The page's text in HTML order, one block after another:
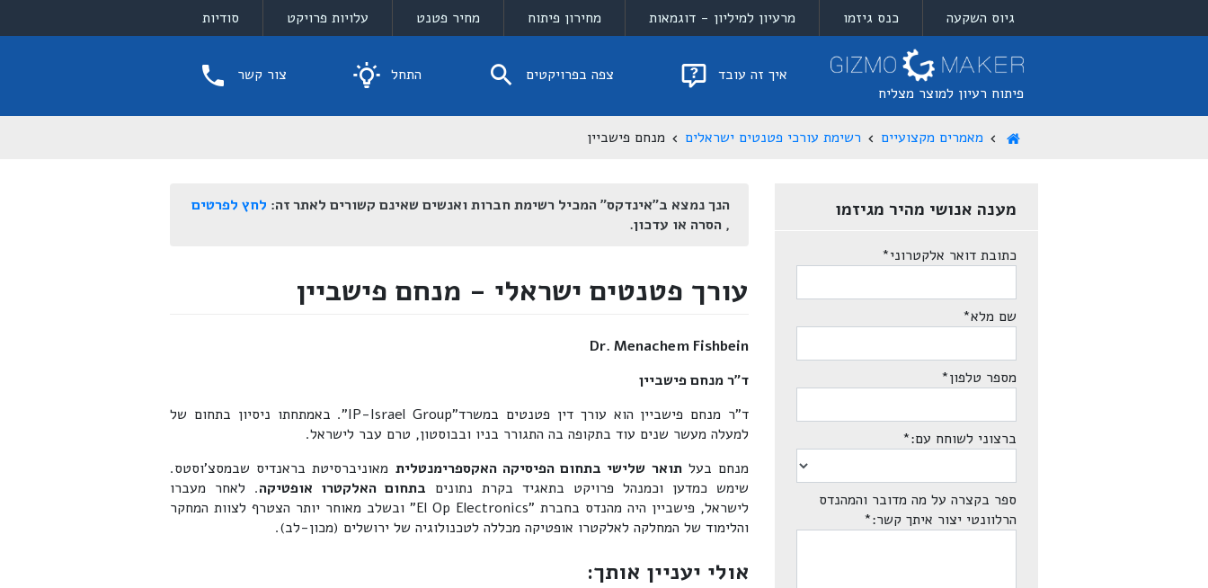
גיוס השקעה כנס גיזמו מרעיון למיליון - דוגמאות מחירון פיתוח מחיר פטנט עלויות פרויקט סודיות
פיתוח רעיון למוצר מצליח
איך זה עובד צפה בפרויקטים התחל צור קשר
מאמרים מקצועיים רשימת עורכי פטנטים ישראלים מנחם פישביין
הנך נמצא ב"אינדקס" המכיל רשימת חברות ואנשים שאינם קשורים לאתר זה: לחץ לפרטים
, הסרה או עדכון.
עורך פטנטים ישראלי - מנחם פישביין
Dr. Menachem Fishbein
ד"ר מנחם פישביין
ד"ר מנחם פישביין הוא עורך דין פטנטים במשרד"IP-Israel Group". באמתחתו ניסיון בתחום של
למעלה מעשר שנים עוד בתקופה בה התגורר בניו ובבוסטון, טרם עבר לישראל.
מנחם בעלתואר שלישי בתחום הפיסיקה האקספרימנטלית מאוניברסיטת בראנדיס שבמסצ'וסטס.
שימש כמדען וכמנהל פרויקט בתאגיד בקרת נתונים בתחום האלקטרו אופטיקה. לאחר מעברו
לישראל, פישביין היה מהנדס בחברת "El Op Electronics" ובשלב מאוחר יותר הצטרף לצוות המחקר
והלימוד של המחלקה לאלקטרו אופטיקה מכללה לטכנולוגיה של ירושלים (מכון-לב).
אולי יעניין אותך:
מענה אנושי מהיר מגיזמו
כתובת דואר אלקטרוני*
שם מלא*
מספר טלפון*
ברצוני לשוחח עם:*
ספר בקצרה על מה מדובר והמהנדס
הרלוונטי יצור איתך קשר:*